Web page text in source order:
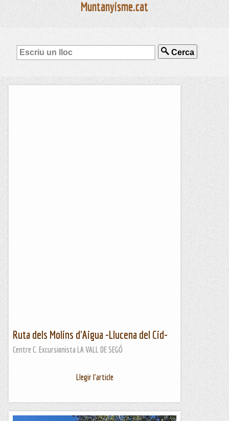
Muntanyisme.cat
Cerca
Ruta dels Molins d'Aigua -Llucena del Cid-
Centre C. Excursionista LA VALL DE SEGÓ
Llegir l'article